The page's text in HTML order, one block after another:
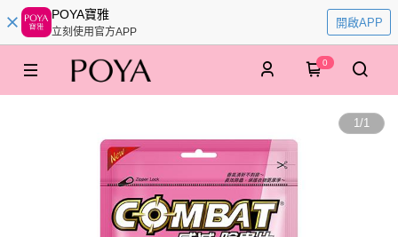
POYA寶雅
立刻使用官方APP
開啟APP
0
1/1